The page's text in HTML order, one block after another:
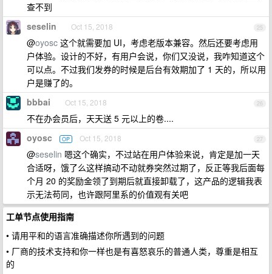
查不到
25
seselin Oct 15, 2018
@oyosc 这个就需要加 UI，考虑老版本兼容。然后还要考虑用
户体验。设计的不好，有用户会说，你们又没说，我咋知道这个
可以点。不过我们发券的时候是后台有效期加了 1 天的，所以用
户是赚了的。
26
bbbai Oct 15, 2018
不在办会员后，天天送 5 元以上的卷....
27
oyosc OP Oct 15, 2018
@seselin 嗯这个确实，不过站在用户体验来说，肯定是加一天
合适呀，饿了么这样搞动不动就券突然过期了，反正等我后面每
个月 20 的奖励金领了到期后就直接卸载了，这产品的逻辑我表
示无法苟同，也许跟阿里系的价值观有关吧
工单节点使用指南
• 请用平和的语言准确描述你所遇到的问题
• 厂商的技术支持和你一样也是有喜怒哀乐的普通人类，尊重是相互
的